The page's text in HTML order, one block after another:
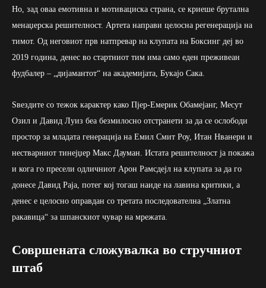
Но, зад оваа емотивна и мотивациска страна, се криеше брутална
менаџерска решителност. Артета направи целосна регенерација на
тимот. Од неговиот прв натпревар на клупата на Боксинг деј во
2019 година, денес во стартниот тим има само еден преживеан
фудбалер – „дијамантот“ на академијата, Букајо Сака.
Ѕвездите со тежок карактер како Пјер-Емерик Обамејанг, Месут
Озил и Давид Луиз беа безмилосно отстранети за да се ослободи
простор за младата генерација на Емил Смит Роу, Итан Нванери и
нестварниот тинејџер Макс Дауман. Истата решителност ја покажа
и кога го пресели одличниот Арон Рамсдејл на клупата за да го
донесе Давид Раја, потег кој тогаш наиде на лавина критики, а
денес е целосно оправдан со третата последователна „Златна
ракавица“ за шпанскиот чувар на мрежата.
Совршената сложувалка во стручниот
штаб